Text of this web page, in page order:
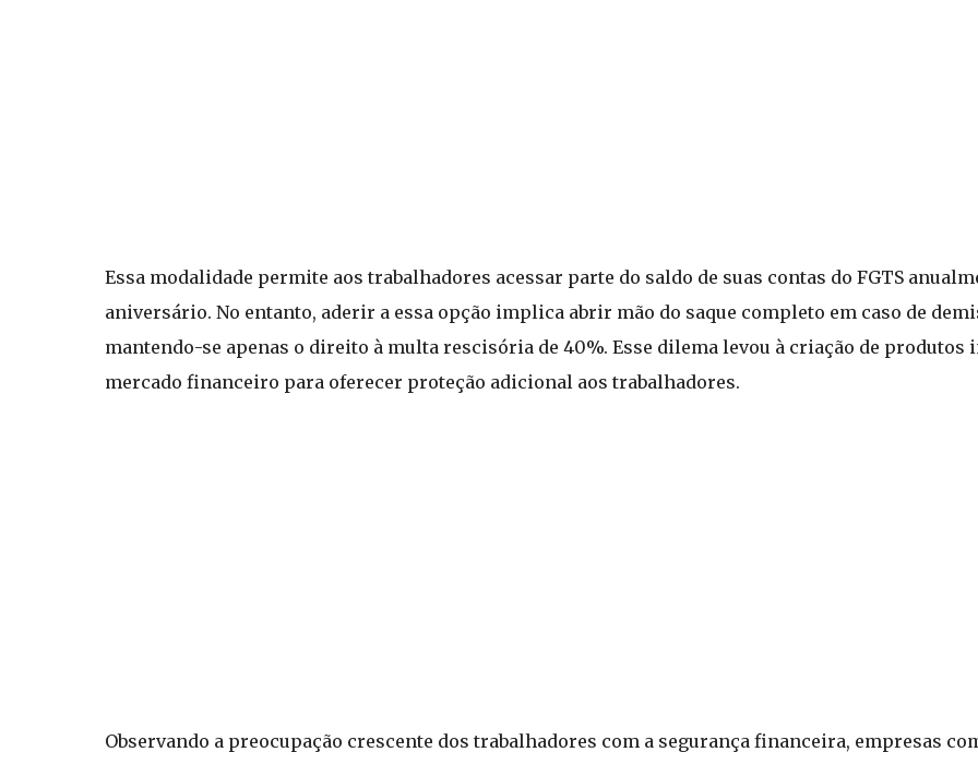
Essa modalidade permite aos trabalhadores acessar parte do saldo de suas contas do FGTS
aniversário. No entanto, aderir a essa opção implica abrir mão do saque completo em caso de
mantendo-se apenas o direito à multa rescisória de 40%. Esse dilema levou à criação de produtos
mercado financeiro para oferecer proteção adicional aos trabalhadores.
Observando a preocupação crescente dos trabalhadores com a segurança financeira, empresas